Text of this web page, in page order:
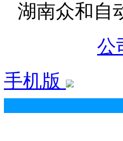
湖南众和自
公
手机版